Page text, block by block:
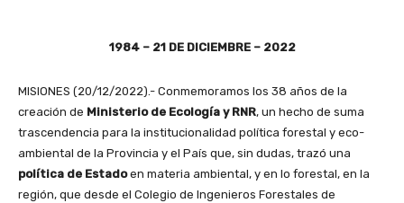
1984 – 21 DE DICIEMBRE – 2022
MISIONES (20/12/2022).- Conmemoramos los 38 años de la
creación de Ministerio de Ecología y RNR, un hecho de suma
trascendencia para la institucionalidad política forestal y eco-
ambiental de la Provincia y el País que, sin dudas, trazó una
política de Estadoen materia ambiental, y en lo forestal, en la
región, que desde el Colegio de Ingenieros Forestales de